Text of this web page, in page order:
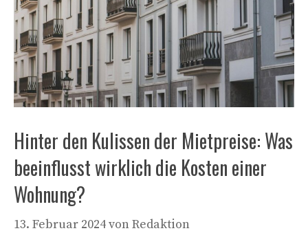
Hinter den Kulissen der Mietpreise: Was
beeinflusst wirklich die Kosten einer
Wohnung?
13. Februar 2024vonRedaktion